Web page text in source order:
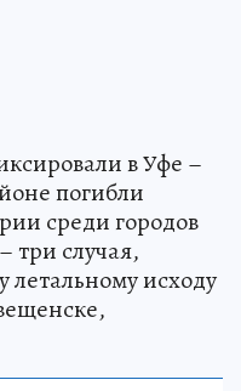
в Уфе –
погибли
среди городов
три случая,
исходу